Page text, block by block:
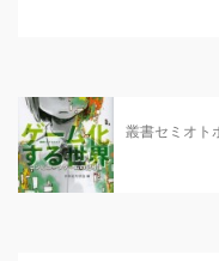
叢書セミオト